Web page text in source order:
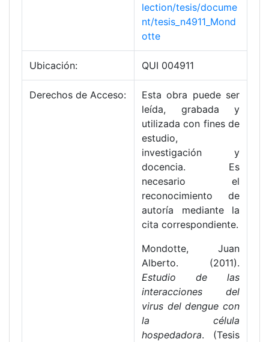
lection/tesis/docume
nt/tesis_n4911_Mond
otte
Ubicación: QUI 004911
Derechos de Acceso:
Esta obra puede ser
leída, grabada y
utilizada con fines de
estudio,
investigación y
docencia. Es
necesario el
reconocimiento de
autoría mediante la
cita correspondiente.
Mondotte, Juan
Alberto. (2011).
Estudio de las
interacciones del
virus del dengue con
la célula
hospedadora. (Tesis